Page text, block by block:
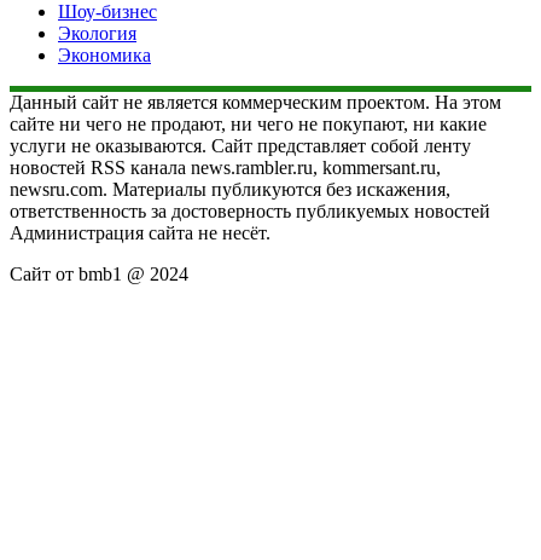
Шоу-бизнес
Экология
Экономика
Данный сайт не является коммерческим проектом. На этом
сайте ни чего не продают, ни чего не покупают, ни какие
услуги не оказываются. Сайт представляет собой ленту
новостей RSS канала news.rambler.ru, kommersant.ru,
newsru.com. Материалы публикуются без искажения,
ответственность за достоверность публикуемых новостей
Администрация сайта не несёт.
Сайт от bmb1 @ 2024